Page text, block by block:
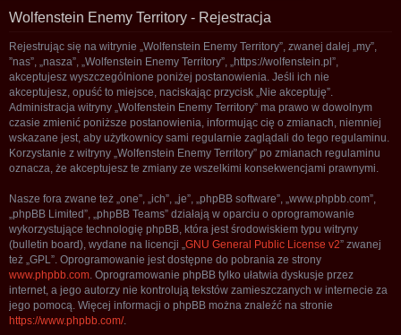
Wolfenstein Enemy Territory - Rejestracja
Rejestrując się na witrynie „Wolfenstein Enemy Territory”, zwanej dalej „my”,
”nas”, „nasza”, „Wolfenstein Enemy Territory”, „https://wolfenstein.pl”,
akceptujesz wyszczególnione poniżej postanowienia. Jeśli ich nie
akceptujesz, opuść to miejsce, naciskając przycisk „Nie akceptuję”.
Administracja witryny „Wolfenstein Enemy Territory” ma prawo w dowolnym
czasie zmienić poniższe postanowienia, informując cię o zmianach, niemniej
wskazane jest, aby użytkownicy sami regularnie zaglądali do tego regulaminu.
Korzystanie z witryny „Wolfenstein Enemy Territory” po zmianach regulaminu
oznacza, że akceptujesz te zmiany ze wszelkimi konsekwencjami prawnymi.
Nasze fora zwane też „one”, „ich”, „je”, „phpBB software”, „www.phpbb.com”,
„phpBB Limited”, „phpBB Teams” działają w oparciu o oprogramowanie
wykorzystujące technologię phpBB, która jest środowiskiem typu witryny
(bulletin board), wydane na licencji „ GNU General Public License v2” zwanej
też „GPL”. Oprogramowanie jest dostępne do pobrania ze strony
www.phpbb.com . Oprogramowanie phpBB tylko ułatwia dyskusje przez
internet, a jego autorzy nie kontrolują tekstów zamieszczanych w internecie za
jego pomocą. Więcej informacji o phpBB można znaleźć na stronie
https://www.phpbb.com/.